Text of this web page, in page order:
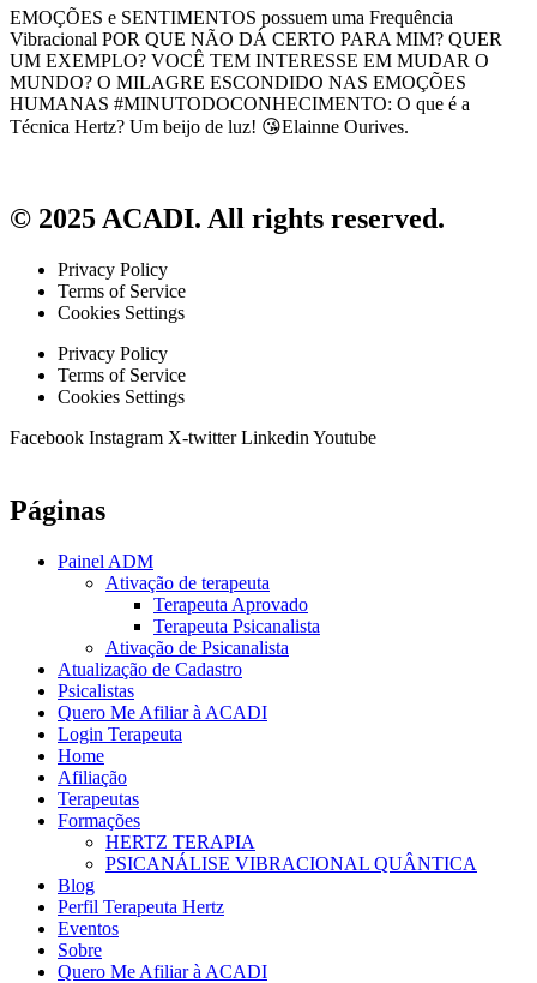
EMOÇÕES e SENTIMENTOS possuem uma Frequência
Vibracional POR QUE NÃO DÁ CERTO PARA MIM? QUER
UM EXEMPLO? VOCÊ TEM INTERESSE EM MUDAR O
MUNDO? O MILAGRE ESCONDIDO NAS EMOÇÕES
HUMANAS #MINUTODOCONHECIMENTO: O que é a
Técnica Hertz? Um beijo de luz! 😘Elainne Ourives.
© 2025 ACADI. All rights reserved.
Privacy Policy
Terms of Service
Cookies Settings
Privacy Policy
Terms of Service
Cookies Settings
Facebook Instagram X-twitter Linkedin Youtube
Páginas
Painel ADM
Ativação de terapeuta
Terapeuta Aprovado
Terapeuta Psicanalista
Ativação de Psicanalista
Atualização de Cadastro
Psicalistas
Quero Me Afiliar à ACADI
Login Terapeuta
Home
Afiliação
Terapeutas
Formações
HERTZ TERAPIA
PSICANÁLISE VIBRACIONAL QUÂNTICA
Blog
Perfil Terapeuta Hertz
Eventos
Sobre
Quero Me Afiliar à ACADI